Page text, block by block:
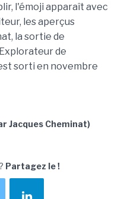
l'émoji apparaît avec
les aperçus
la sortie de
de
sorti en novembre
Jacques Cheminat)
Partagez le !